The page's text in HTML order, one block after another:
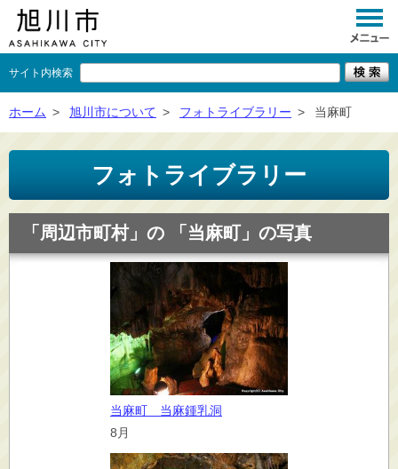
サイト内検索
くらし
観光
施設一覧
市政情報
×閉じる
ホーム > 旭川市について > フォトライブラリー > 当麻町
フォトライブラリー
「周辺市町村」の 「当麻町」の写真
当麻町 当麻鍾乳洞
8月